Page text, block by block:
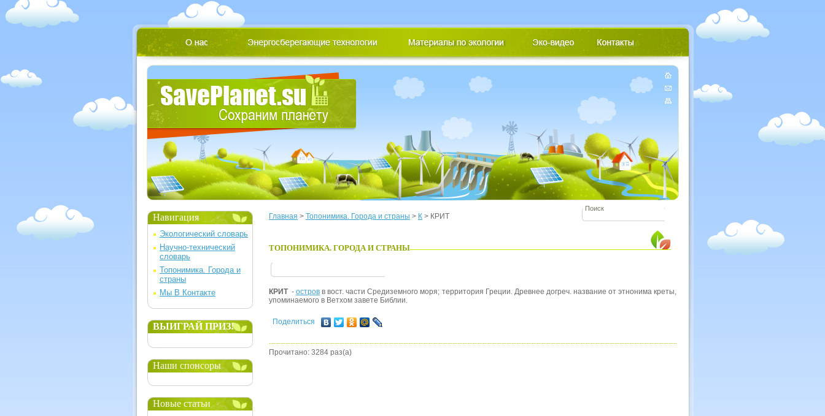
Главная > Топонимика. Города и страны > К > КРИТ
ТОПОНИМИКА. ГОРОДА И СТРАНЫ
КРИТ -остров в вост. части Средиземного моря; территория Греции. Древнее догреч. название от этнонима креты,
упоминаемого в Ветхом завете Библии.
Поделиться
Прочитано: 3284 раз(а)
Навигация
Экологический словарь
Научно-технический
словарь
Топонимика. Города и
страны
Мы В Контакте
ВЫИГРАЙ ПРИЗ!
Наши спонсоры
Новые статьи